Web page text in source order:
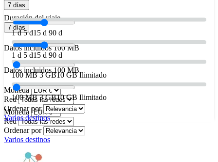
7 días
1 d 5 d15 d 90 d
Datos incluidos 100 MB
100 MB 3 GB10 GB Ilimitado
Moneda
Red
Ordenar por
Varios destinos
Duración del viaje
7 días
1 d 5 d15 d 90 d
Datos incluidos 100 MB
100 MB 3 GB10 GB Ilimitado
Moneda
Red
Ordenar por
Varios destinos